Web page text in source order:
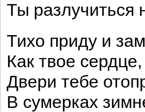
Ты разлучиться
Тихо приду и
Как твое
Двери тебе
В сумерках